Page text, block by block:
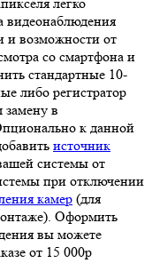
видеонаблюдения
и возможности от
со смартфона и
стандартные 10-
либо регистратор
в
к данной
источник
системы от
при отключении
камер (для
Оформить
вы можете
от 15 000р